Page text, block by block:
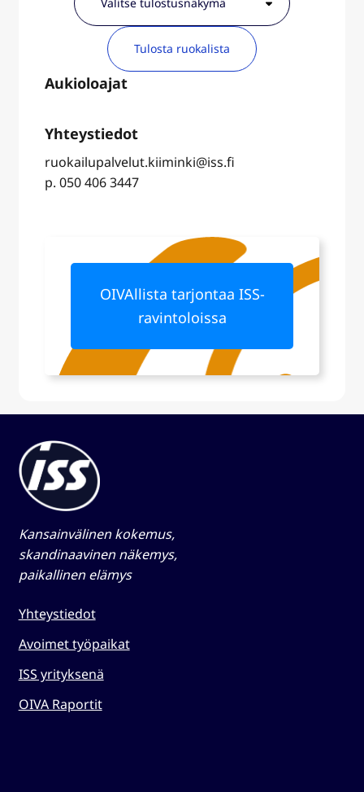
Tulosta ruokalista
ruokailupalvelut.kiiminki@iss.fi
p. 050 406 3447
OIVAllista tarjontaa ISS-
ravintoloissa
Kansainvälinen kokemus,
skandinaavinen näkemys,
paikallinen elämys​
Yhteystiedot
Avoimet työpaikat
ISS yrityksenä
OIVA Raportit